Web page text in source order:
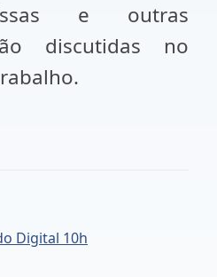
e outras
discutidas no
Digital 10h